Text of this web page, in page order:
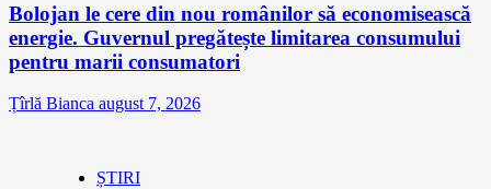
Bolojan le cere din nou românilor să economisească
energie. Guvernul pregătește limitarea consumului
pentru marii consumatori
Țîrlă Bianca august 7, 2026
ȘTIRI